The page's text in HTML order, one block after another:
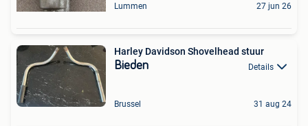
Lummen 27 jun 26
Harley Davidson Shovelhead stuur
Bieden Details
Brussel 31 aug 24